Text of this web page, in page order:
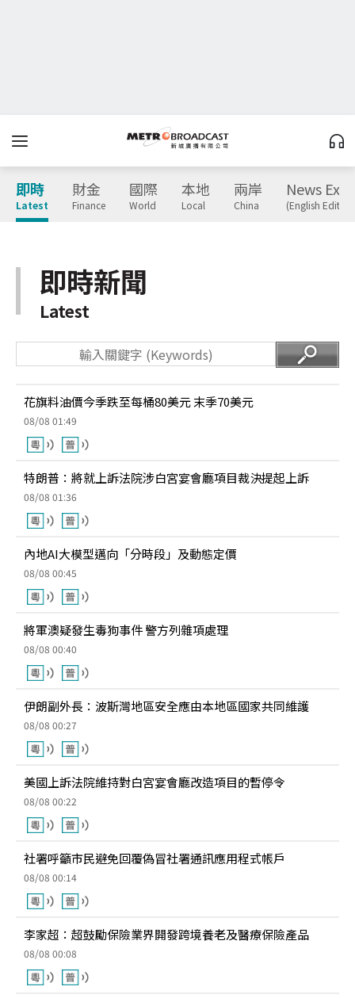
即時
Latest
財金
Finance
國際
World
本地
Local
兩岸
China
News
(English
即時新聞
Latest
花旗料油價今季跌至每桶80美元 末季70美元
08/08 01:49
特朗普：將就上訴法院涉白宮宴會廳項目裁決提起上訴
08/08 01:36
內地AI大模型邁向「分時段」及動態定價
08/08 00:45
將軍澳疑發生毒狗事件 警方列雜項處理
08/08 00:40
伊朗副外長：波斯灣地區安全應由本地區國家共同維護
08/08 00:27
美國上訴法院維持對白宮宴會廳改造項目的暫停令
08/08 00:22
社署呼籲市民避免回覆偽冒社署通訊應用程式帳戶
08/08 00:14
李家超：超鼓勵保險業界開發跨境養老及醫療保險產品
08/08 00:08